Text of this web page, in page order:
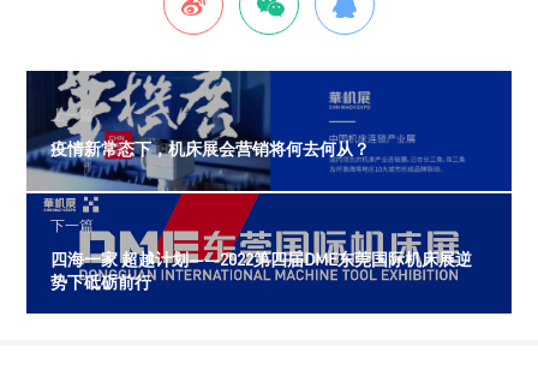
上一篇
疫情新常态下，机床展会营销将何去何从？
下一篇
四海一家 超越计划——2022第四届DME东莞国际机床展逆
势下砥砺前行